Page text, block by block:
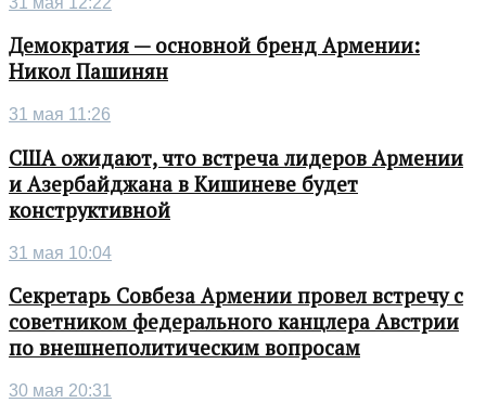
Демократия — основной бренд Армении:
Никол Пашинян
31 мая 11:26
США ожидают, что встреча лидеров Армении
и Азербайджана в Кишиневе будет
конструктивной
31 мая 10:04
Секретарь Совбеза Армении провел встречу с
советником федерального канцлера Австрии
по внешнеполитическим вопросам
30 мая 20:31